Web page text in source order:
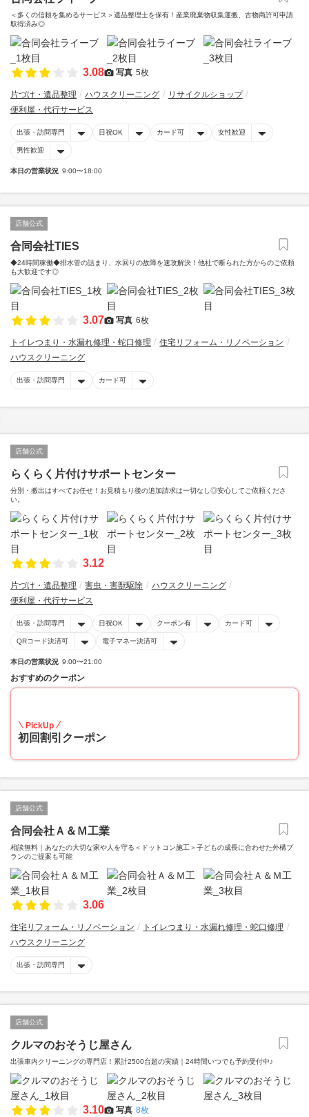
＜多くの信頼を集めるサービス＞遺品整理士を保有！産業廃棄物収集運搬、古物商許可申請
取得済み◎
3.08 写真 5枚
片づけ・遺品整理 ハウスクリーニング
リサイクルショップ
便利屋・代行サービス
出張・訪問専門 日祝OK カード可 女性歓迎
男性歓迎
本日の営業状況 9:00〜18:00
店舗公式
合同会社TIES
◆24時間稼働◆排水管の詰まり、水回りの故障を速攻解決！他社で断られた方からのご依頼
も大歓迎です◎
3.07 写真 6枚
トイレつまり・水漏れ修理・蛇口修理
住宅リフォーム・リノベーション
ハウスクリーニング
出張・訪問専門 カード可
店舗公式
らくらく片付けサポートセンター
分別・搬出はすべてお任せ！お見積もり後の追加請求は一切なし◎安心してご依頼くださ
い。
3.12
片づけ・遺品整理 害虫・害獣駆除
ハウスクリーニング
便利屋・代行サービス
出張・訪問専門 日祝OK クーポン有 カード可
QRコード決済可 電子マネー決済可
本日の営業状況 9:00〜21:00
おすすめのクーポン
PickUp
初回割引クーポン
店舗公式
合同会社Ａ＆Ｍ工業
相談無料｜あなたの大切な家や人を守る＜ドットコン施工＞子どもの成長に合わせた外構プ
ランのご提案も可能
3.06
住宅リフォーム・リノベーション
トイレつまり・水漏れ修理・蛇口修理
ハウスクリーニング
出張・訪問専門
店舗公式
クルマのおそうじ屋さん
出張車内クリーニングの専門店！累計2500台超の実績｜24時間いつでも予約受付中♪
3.10 写真 8枚